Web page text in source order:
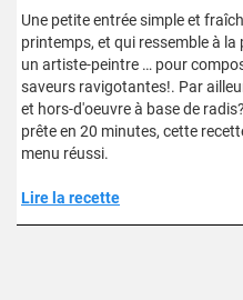
Une petite entrée simple et
printemps, et qui ressemble à
un artiste-peintre … pour
saveurs ravigotantes!. Par
et hors-d'oeuvre à base de
prête en 20 minutes, cette
menu réussi.
Lire la recette